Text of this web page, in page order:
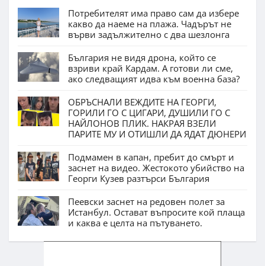
Потребителят има право сам да избере
какво да наеме на плажа. Чадърът не
върви задължително с два шезлонга
България не видя дрона, който се
взриви край Кардам. А готови ли сме,
ако следващият идва към военна база?
ОБРЪСНАЛИ ВЕЖДИТЕ НА ГЕОРГИ,
ГОРИЛИ ГО С ЦИГАРИ, ДУШИЛИ ГО С
НАЙЛОНОВ ПЛИК. НАКРАЯ ВЗЕЛИ
ПАРИТЕ МУ И ОТИШЛИ ДА ЯДАТ ДЮНЕРИ
Подмамен в капан, пребит до смърт и
заснет на видео. Жестокото убийство на
Георги Кузев разтърси България
Пеевски заснет на редовен полет за
Истанбул. Остават въпросите кой плаща
и каква е целта на пътуването.